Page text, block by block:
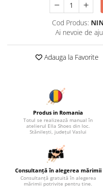
Cod Produs:
Ai nevoie de
Adauga la Favorite
Produs in Romania
Totul se realizează manual în
atelierul Ella Shoes din loc.
Stănilești, județul Vaslui
Consultanță în alegerea mărimii
Consultanță gratuită în alegerea
mărimii potrivite pentru tine.